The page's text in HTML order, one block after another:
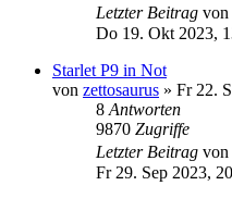
Letzter Beitrag von
Do 19. Okt 2023,
Starlet P9 in Not
von zettosaurus » Fr 22.
8 Antworten
9870 Zugriffe
Letzter Beitrag von
Fr 29. Sep 2023,